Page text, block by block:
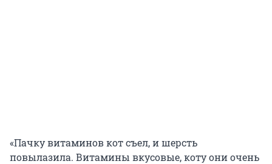
«Пачку витаминов кот съел, и шерсть
повылазила. Витамины вкусовые, коту они очень